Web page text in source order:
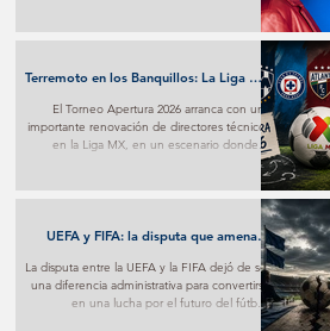
experiencia pop y marca un nuevo paso en
su proyección internacional.
Terremoto en los Banquillos: La Liga MX
Reinventa sus Liderazgos para el
Apertura 2026
El Torneo Apertura 2026 arranca con una
importante renovación de directores técnicos
en la Liga MX, en un escenario donde la
estrategia y los nuevos proyectos buscarán
marcar la diferencia desde la primera jornada.
UEFA y FIFA: la disputa que amenaza
con fracturar al fútbol mundial
La disputa entre la UEFA y la FIFA dejó de ser
una diferencia administrativa para convertirse
en una lucha por el futuro del fútbol.
Mientras una apuesta por nuevos modelos